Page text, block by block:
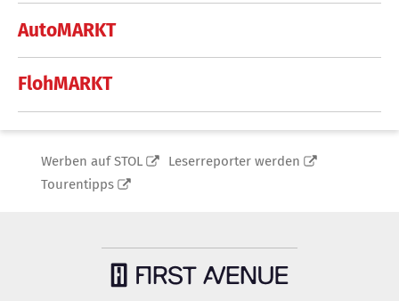
AutoMARKT
FlohMARKT
Werben auf STOL
Leserreporter werden
Tourentipps